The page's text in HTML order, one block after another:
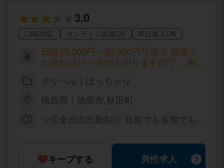
より大切です♪ 女の子が安心して働ける環境
や待遇をご用意しています 詳しい待遇につい
てはお気軽にお問合せください♩ 気になるこ
とや疑問点があれば、何でもお気軽にご連絡
ください♪ スタッフ一同、ご応募お待ちして
おります！
3.0
LINE対応 オンライン面接OK 即日体入OK
日給35,000円～50,000円可能☆ 頑張っ
た分だけバックが上がりますので、 高級
ん、本指名料やオプション料はフルバッ
ク！ 60~70%のバック率になることもあ
ります！
デリヘル｜ぽっちゃり
徳島県｜徳島市,秋田町
☆完全自由出勤制☆ 短期でも長期でも大
Kです！ ライフスタイルに合った無理の
ない環境で、 プライベートとしっかり両
キープする 男性求人